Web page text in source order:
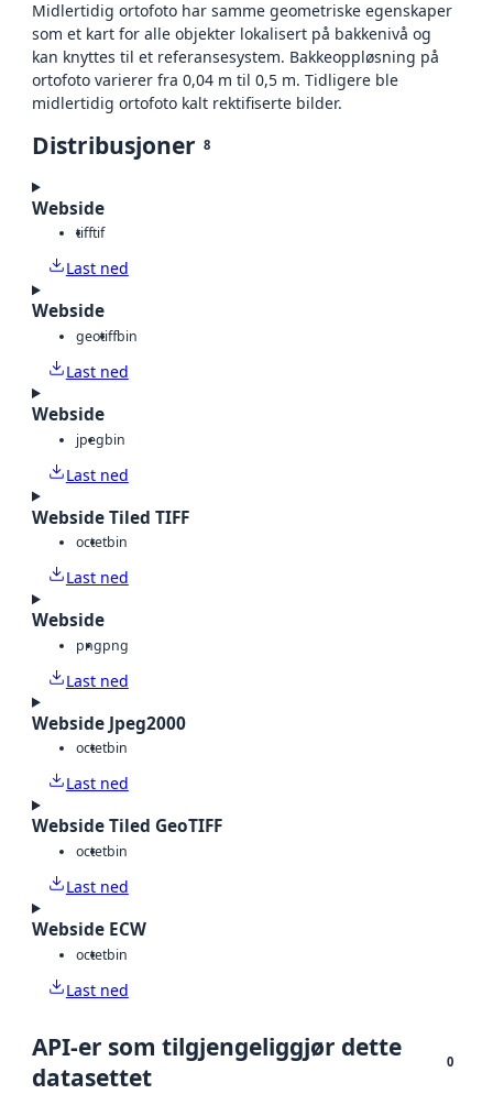
Midlertidig ortofoto har samme geometriske egenskaper
som et kart for alle objekter lokalisert på bakkenivå og
kan knyttes til et referansesystem. Bakkeoppløsning på
ortofoto varierer fra 0,04 m til 0,5 m. Tidligere ble
midlertidig ortofoto kalt rektifiserte bilder.
Distribusjoner 8
Webside
tifftif
Last ned
Webside
geotiffbin
Last ned
Webside
jpegbin
Last ned
Webside Tiled TIFF
octetbin
Last ned
Webside
pngpng
Last ned
Webside Jpeg2000
octetbin
Last ned
Webside Tiled GeoTIFF
octetbin
Last ned
Webside ECW
octetbin
Last ned
API-er som tilgjengeliggjør dette
datasettet
0